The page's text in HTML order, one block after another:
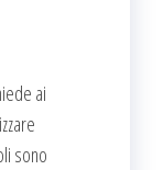
ai
sono